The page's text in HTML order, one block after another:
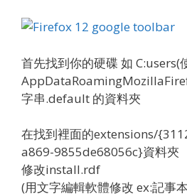
首先找到你的硬碟 如 C:users(
字串.default 的資料夾
在找到裡面的extensions/
a869-9855de68056c}資料夾
修改install.rdf
(用文字編輯軟體修改 ex:記事